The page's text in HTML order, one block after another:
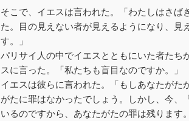
そこで、イエスは言われた。「わたしはさば
た。目の見えない者が見えるようになり、見
す。」
パリサイ人の中でイエスとともにいた者たち
スに言った。「私たちも盲目なのですか。」
イエスは彼らに言われた。「もしあなたがた
がたに罪はなかったでしょう。しかし、今、
いるのですから、あなたがたの罪は残ります。